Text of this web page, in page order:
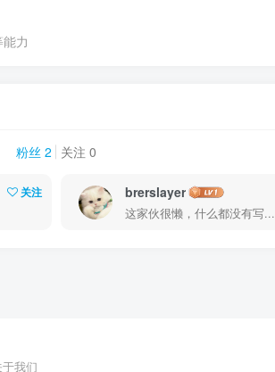
力
粉丝 2 关注 0
关注
brerslayer
这家伙很懒，什么都没有写...
于我们